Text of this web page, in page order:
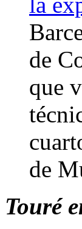
de
que
de
Touré